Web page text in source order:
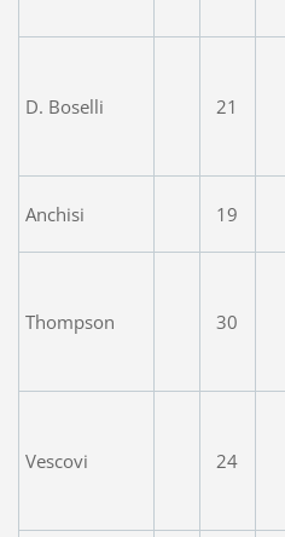
D. Boselli 21
Anchisi 19
Thompson 30
Vescovi 24